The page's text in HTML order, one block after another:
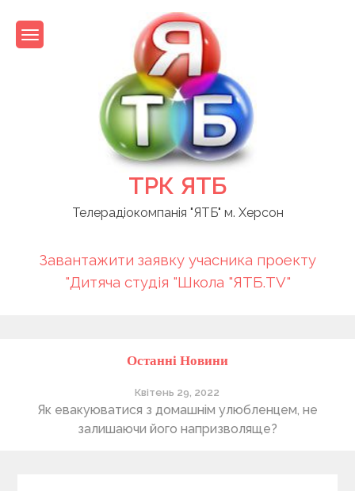
content
ТРК ЯТБ
Телерадіокомпанія "ЯТБ" м. Херсон
Завантажити заявку учасника проекту
"Дитяча студія "Школа "ЯТБ.TV"
Останні Новини
Квітень 29, 2022
Як евакуюватися з домашнім улюбленцем, не
залишаючи його напризволяще?